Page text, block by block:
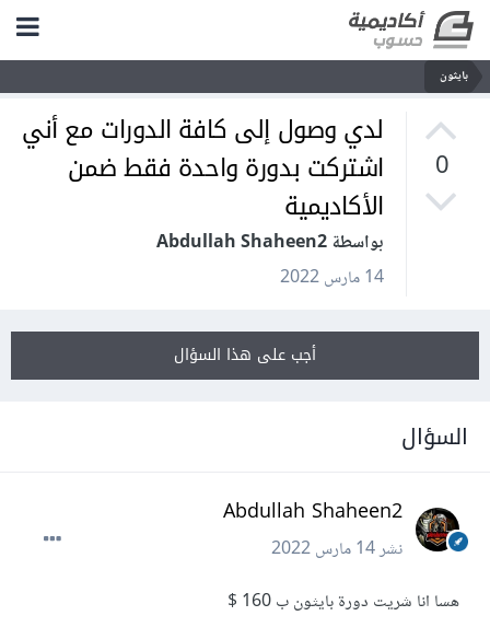
بايثون
0
لدي وصول إلى كافة الدورات مع أني
اشتركت بدورة واحدة فقط ضمن
الأكاديمية
بواسطة Abdullah Shaheen2
14 مارس 2022
أجب على هذا السؤال
السؤال
Abdullah Shaheen2
نشر14 مارس 2022
هسا انا شريت دورة بايثون ب 160 $